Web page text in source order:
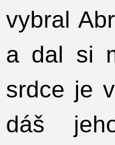
vybral
a dal si
srdce je
dáš